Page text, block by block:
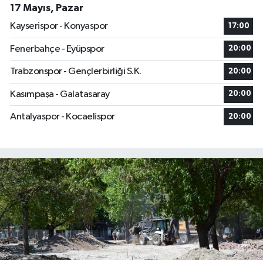
17 Mayıs, Pazar
Kayserispor - Konyaspor
17:00
Fenerbahçe - Eyüpspor 20:00
Trabzonspor - Gençlerbirliği S.K. 20:00
Kasımpaşa - Galatasaray 20:00
Antalyaspor - Kocaelispor 20:00